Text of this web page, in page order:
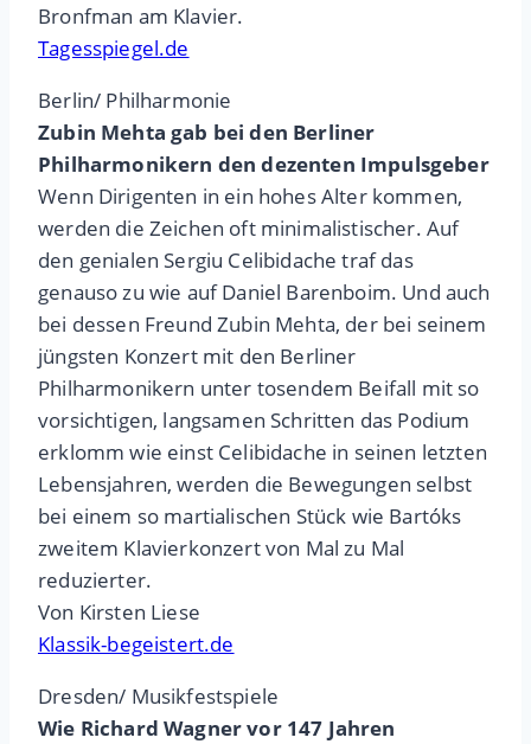
Bronfman am Klavier.
Tagesspiegel.de
Berlin/ Philharmonie
Zubin Mehta gab bei den Berliner
Philharmonikern den dezenten Impulsgeber
Wenn Dirigenten in ein hohes Alter kommen,
werden die Zeichen oft minimalistischer. Auf
den genialen Sergiu Celibidache traf das
genauso zu wie auf Daniel Barenboim. Und auch
bei dessen Freund Zubin Mehta, der bei seinem
jüngsten Konzert mit den Berliner
Philharmonikern unter tosendem Beifall mit so
vorsichtigen, langsamen Schritten das Podium
erklomm wie einst Celibidache in seinen letzten
Lebensjahren, werden die Bewegungen selbst
bei einem so martialischen Stück wie Bartóks
zweitem Klavierkonzert von Mal zu Mal
reduzierter.
Von Kirsten Liese
Klassik-begeistert.de
Dresden/ Musikfestspiele
Wie Richard Wagner vor 147 Jahren